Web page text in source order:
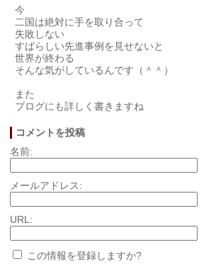
今
二国は絶対に手を取り合って
失敗しない
すばらしい先進事例を見せないと
世界が終わる
そんな気がしているんです（＾＾）
また
ブログにも詳しく書きますね
コメントを投稿
名前:
メールアドレス:
URL:
この情報を登録しますか?